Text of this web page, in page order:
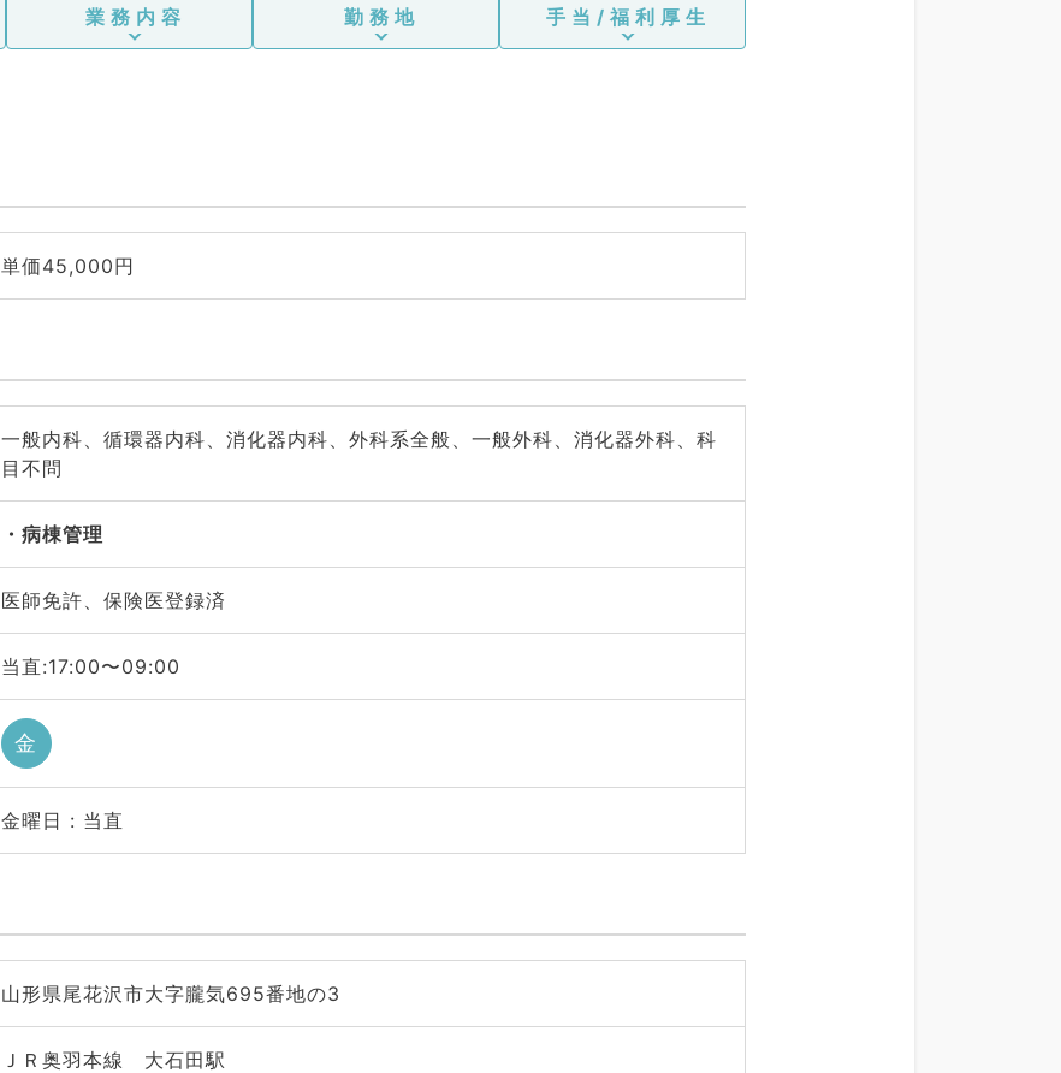
業務内容 勤務地 手当/福利厚生
単価45,000円
一般内科、循環器内科、消化器内科、外科系全般、一般外科、消化器外科、科
目不問
病棟管理
医師免許、保険医登録済
当直:17:00〜09:00
金
金曜日 : 当直
山形県尾花沢市大字朧気695番地の3
ＪＲ奥羽本線 大石田駅